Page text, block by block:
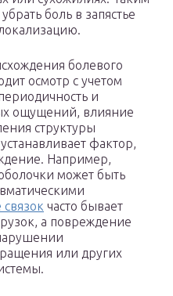
боль в запястье
болевого
осмотр с учетом
и
ощущений, влияние
структуры
фактор,
Например,
может быть
часто бывает
а повреждение
или других